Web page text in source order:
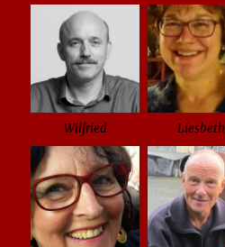
Wilfried Liesbeth